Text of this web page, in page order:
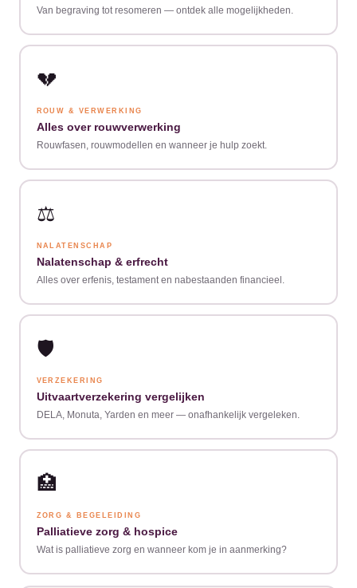
Van begraving tot resomeren — ontdek alle mogelijkheden.
💔
ROUW & VERWERKING
Alles over rouwverwerking
Rouwfasen, rouwmodellen en wanneer je hulp zoekt.
⚖️
NALATENSCHAP
Nalatenschap & erfrecht
Alles over erfenis, testament en nabestaanden financieel.
🛡️
VERZEKERING
Uitvaartverzekering vergelijken
DELA, Monuta, Yarden en meer — onafhankelijk vergeleken.
🏥
ZORG & BEGELEIDING
Palliatieve zorg & hospice
Wat is palliatieve zorg en wanneer kom je in aanmerking?